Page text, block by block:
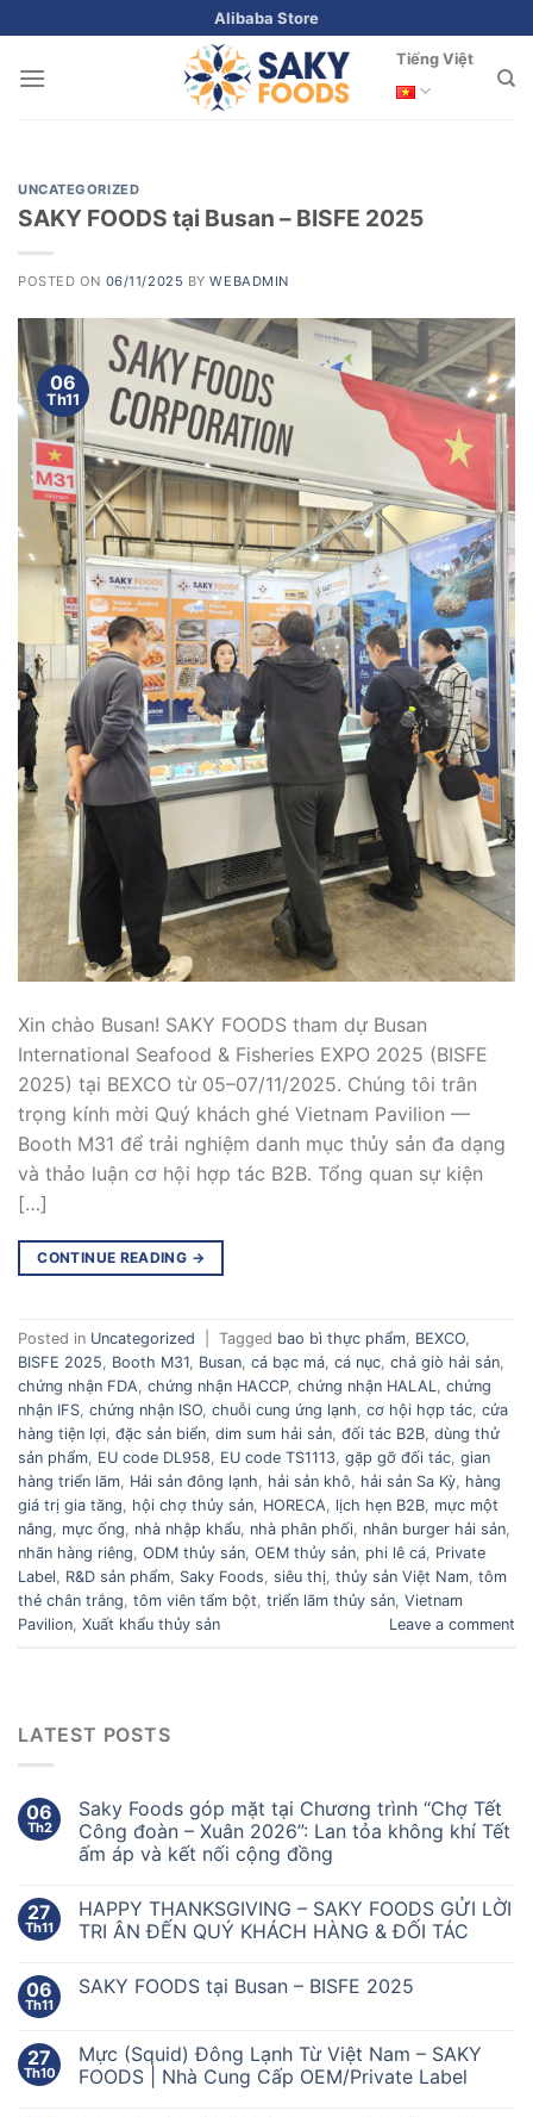
to
content
Alibaba Store
Tiếng Việt
UNCATEGORIZED
SAKY FOODS tại Busan – BISFE 2025
POSTED ON 06/11/2025 BYWEBADMIN
06
Th11
Xin chào Busan! SAKY FOODS tham dự Busan
International Seafood & Fisheries EXPO 2025 (BISFE
2025) tại BEXCO từ 05–07/11/2025. Chúng tôi trân
trọng kính mời Quý khách ghé Vietnam Pavilion —
Booth M31 để trải nghiệm danh mục thủy sản đa dạng
và thảo luận cơ hội hợp tác B2B. Tổng quan sự kiện
[…]
CONTINUE READING →
Posted in Uncategorized Tagged bao bì thực phẩm, BEXCO,
BISFE 2025, Booth M31, Busan, cá bạc má, cá nục, chả giò hải sản,
chứng nhận FDA, chứng nhận HACCP, chứng nhận HALAL, chứng
nhận IFS, chứng nhận ISO, chuỗi cung ứng lạnh, cơ hội hợp tác, cửa
hàng tiện lợi, đặc sản biển, dim sum hải sản, đối tác B2B, dùng thử
sản phẩm, EU code DL958, EU code TS1113, gặp gỡ đối tác, gian
hàng triển lãm, Hải sản đông lạnh, hải sản khô, hải sản Sa Kỳ, hàng
giá trị gia tăng, hội chợ thủy sản, HORECA, lịch hẹn B2B, mực một
nắng, mực ống, nhà nhập khẩu, nhà phân phối, nhân burger hải sản,
nhãn hàng riêng, ODM thủy sản, OEM thủy sản, phi lê cá, Private
Label, R&D sản phẩm, Saky Foods, siêu thị, thủy sản Việt Nam, tôm
thẻ chân trắng, tôm viên tẩm bột, triển lãm thủy sản, Vietnam
Pavilion, Xuất khẩu thủy sản Leave a comment
LATEST POSTS
06
Th2
Saky Foods góp mặt tại Chương trình “Chợ Tết
Công đoàn – Xuân 2026”: Lan tỏa không khí Tết
ấm áp và kết nối cộng đồng
27
Th11
HAPPY THANKSGIVING – SAKY FOODS GỬI LỜI
TRI ÂN ĐẾN QUÝ KHÁCH HÀNG & ĐỐI TÁC
06
Th11
SAKY FOODS tại Busan – BISFE 2025
27
Th10
Mực (Squid) Đông Lạnh Từ Việt Nam – SAKY
FOODS | Nhà Cung Cấp OEM/Private Label